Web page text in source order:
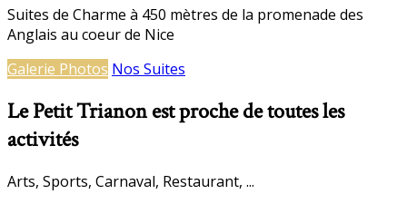
Suites de Charme à 450 mètres de la promenade des
Anglais au coeur de Nice
Galerie Photos Nos Suites
Le Petit Trianon est proche de toutes les
activités
Arts, Sports, Carnaval, Restaurant, ...